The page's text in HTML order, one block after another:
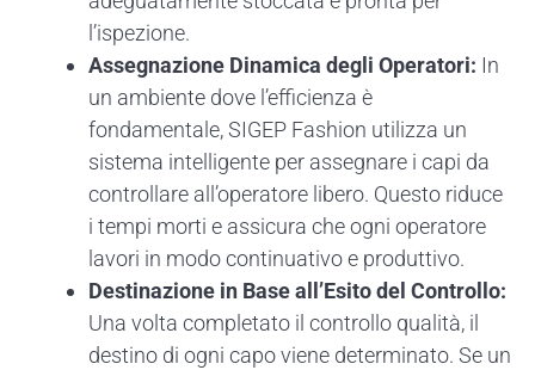
l’ispezione.
Assegnazione Dinamica degli Operatori: In
un ambiente dove l’efficienza è
fondamentale, SIGEP Fashion utilizza un
sistema intelligente per assegnare i capi da
controllare all’operatore libero. Questo riduce
i tempi morti e assicura che ogni operatore
lavori in modo continuativo e produttivo.
Destinazione in Base all’Esito del Controllo:
Una volta completato il controllo qualità, il
destino di ogni capo viene determinato. Se un